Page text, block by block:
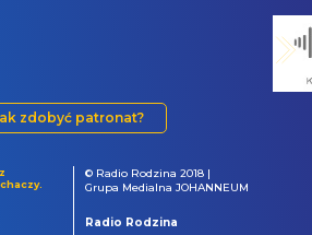
zdobyć patronat?
© Radio Rodzina 2018 |
Grupa Medialna JOHANNEUM
Radio Rodzina